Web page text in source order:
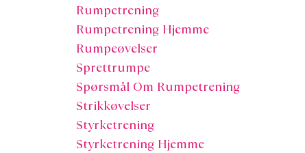
Rumpetrening
Rumpetrening Hjemme
Rumpeøvelser
Sprettrumpe
Spørsmål Om Rumpetrening
Strikkøvelser
Styrketrening
Styrketrening Hjemme